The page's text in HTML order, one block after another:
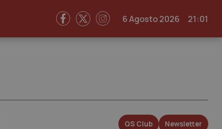
6 Agosto 2026 21:01
QS Club Newsletter